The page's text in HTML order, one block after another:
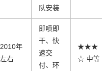
队安装
2010年
左右
即喷即
干、快
速交
付、环
★★★
☆ 中等